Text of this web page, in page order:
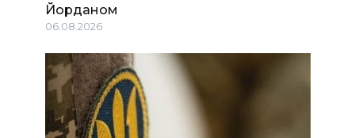
Йорданом
06.08.2026